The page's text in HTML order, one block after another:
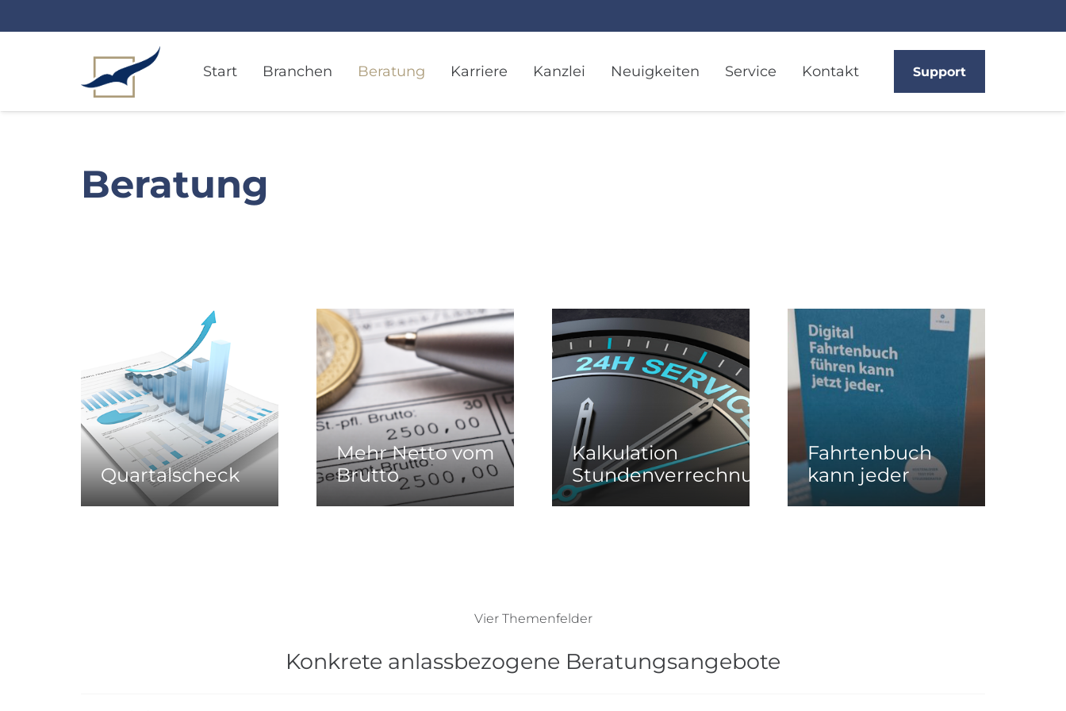
Start Branchen Beratung Karriere Kanzlei Neuigkeiten Service Kontakt Support
Beratung
Quartalscheck
Mehr Netto vom
Brutto
Kalkulation
Stundenverrechnungssatz
Fahrtenbuch
kann jeder
Vier Themenfelder
Konkrete anlassbezogene Beratungsangebote